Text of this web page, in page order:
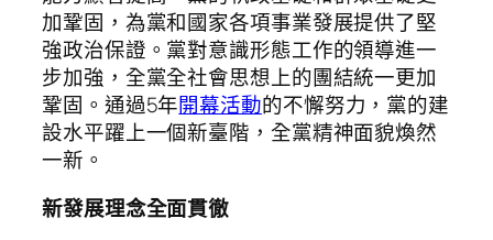
加鞏固，為黨和國家各項事業發展提供了堅
強政治保證。黨對意識形態工作的領導進一
步加強，全黨全社會思想上的團結統一更加
鞏固。通過5年開幕活動的不懈努力，黨的建
設水平躍上一個新臺階，全黨精神面貌煥然
一新。
新發展理念全面貫徹